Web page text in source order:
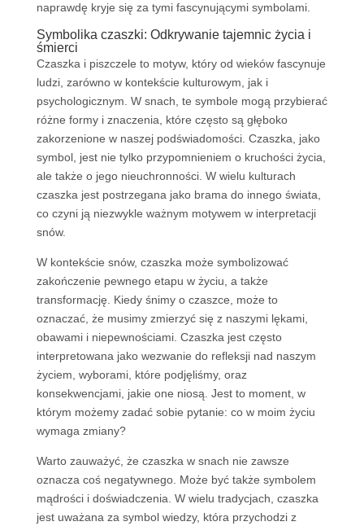
naprawdę kryje się za tymi fascynującymi symbolami.
Symbolika czaszki: Odkrywanie tajemnic życia i
śmierci
Czaszka i piszczele to motyw, który od wieków fascynuje
ludzi, zarówno w kontekście kulturowym, jak i
psychologicznym. W snach, te symbole mogą przybierać
różne formy i znaczenia, które często są głęboko
zakorzenione w naszej podświadomości. Czaszka, jako
symbol, jest nie tylko przypomnieniem o kruchości życia,
ale także o jego nieuchronności. W wielu kulturach
czaszka jest postrzegana jako brama do innego świata,
co czyni ją niezwykle ważnym motywem w interpretacji
snów.
W kontekście snów, czaszka może symbolizować
zakończenie pewnego etapu w życiu, a także
transformację. Kiedy śnimy o czaszce, może to
oznaczać, że musimy zmierzyć się z naszymi lękami,
obawami i niepewnościami. Czaszka jest często
interpretowana jako wezwanie do refleksji nad naszym
życiem, wyborami, które podjęliśmy, oraz
konsekwencjami, jakie one niosą. Jest to moment, w
którym możemy zadać sobie pytanie: co w moim życiu
wymaga zmiany?
Warto zauważyć, że czaszka w snach nie zawsze
oznacza coś negatywnego. Może być także symbolem
mądrości i doświadczenia. W wielu tradycjach, czaszka
jest uważana za symbol wiedzy, która przychodzi z